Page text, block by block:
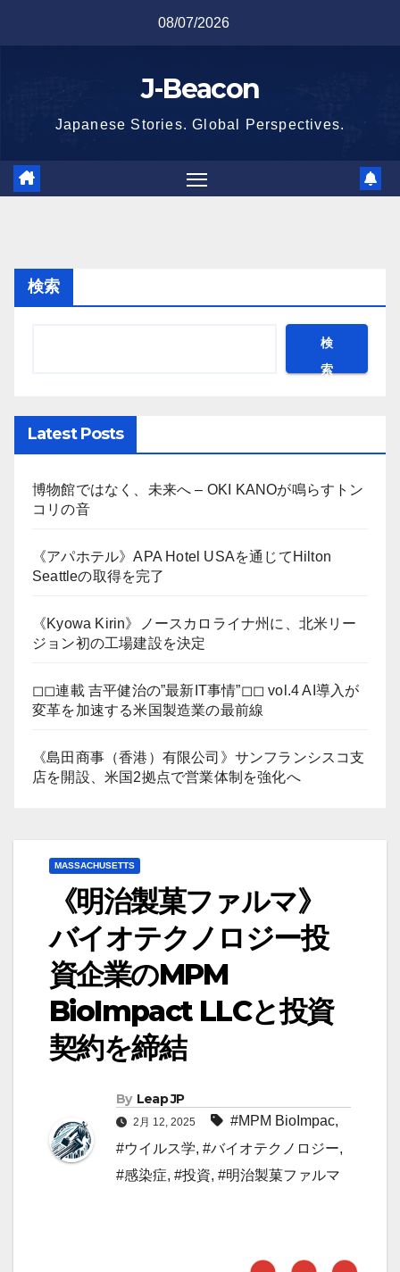
08/07/2026
J-Beacon
Japanese Stories. Global Perspectives.
検索
検
索
Latest Posts
博物館ではなく、未来へ – OKI KANOが鳴らすトン
コリの音
《アパホテル》APA Hotel USAを通じてHilton
Seattleの取得を完了
《Kyowa Kirin》ノースカロライナ州に、北米リー
ジョン初の工場建設を決定
◻︎◻︎連載 吉平健治の”最新IT事情”◻︎◻︎ vol.4 AI導入が
変革を加速する米国製造業の最前線
《島田商事（香港）有限公司》サンフランシスコ支
店を開設、米国2拠点で営業体制を強化へ
MASSACHUSETTS
《明治製菓ファルマ》
バイオテクノロジー投
資企業のMPM
BioImpact LLCと投資
契約を締結
By Leap JP
2月 12, 2025 #MPM BioImpac,
#ウイルス学, #バイオテクノロジー,
#感染症, #投資, #明治製菓ファルマ